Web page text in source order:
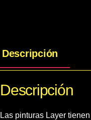
Descripción
Descripción
Las pinturas Layer